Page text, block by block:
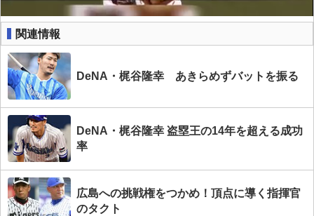
関連情報
DeNA・梶谷隆幸 あきらめずバットを振る
DeNA・梶谷隆幸 盗塁王の14年を超える成功
率
広島への挑戦権をつかめ！頂点に導く指揮官
のタクト